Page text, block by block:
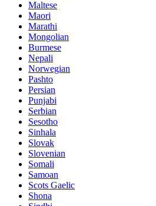
Maltese
Maori
Marathi
Mongolian
Burmese
Nepali
Norwegian
Pashto
Persian
Punjabi
Serbian
Sesotho
Sinhala
Slovak
Slovenian
Somali
Samoan
Scots Gaelic
Shona